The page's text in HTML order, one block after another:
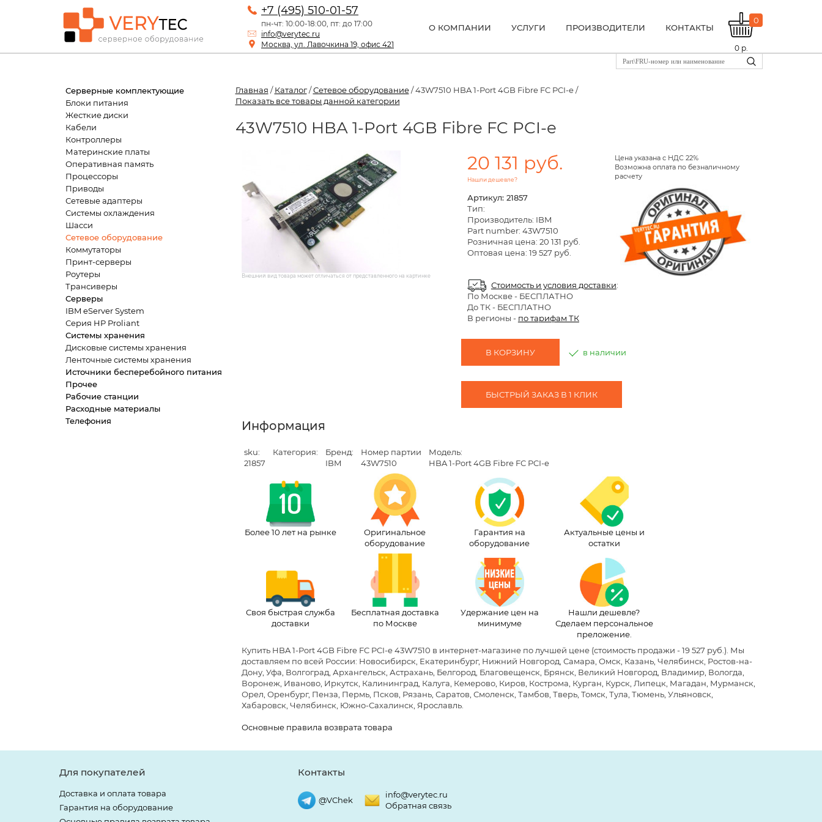
+7 (495) 510-01-57
пн-чт: 10:00-18:00, пт: до 17:00
info@verytec.ru
Москва, ул. Лавочкина 19, офис 421
О КОМПАНИИ УСЛУГИ ПРОИЗВОДИТЕЛИ КОНТАКТЫ
0
0 р.
Серверные комплектующие
Блоки питания
Жесткие диски
Кабели
Контроллеры
Материнские платы
Оперативная память
Процессоры
Приводы
Сетевые адаптеры
Системы охлаждения
Шасси
Сетевое оборудование
Коммутаторы
Принт-серверы
Роутеры
Трансиверы
Серверы
IBM eServer System
Серия HP Proliant
Системы хранения
Дисковые системы хранения
Ленточные системы хранения
Источники бесперебойного питания
Прочее
Рабочие станции
Расходные материалы
Телефония
Главная /Каталог/Сетевое оборудование/ 43W7510 HBA 1-Port 4GB Fibre FC PCI-e /
Показать все товары данной категории
43W7510 HBA 1-Port 4GB Fibre FC PCI-e
Внешний вид товара может отличаться от представленного на картинке
20 131 руб.
Нашли дешевле?
Цена указана с НДС 22%
Возможна оплата по безналичному
расчету
Артикул: 21857
Тип:
Производитель: IBM
Part number: 43W7510
Розничная цена: 20 131 руб.
Оптовая цена: 19 527 руб.
Стоимость и условия доставки:
По Москве- БЕСПЛАТНО
До ТК - БЕСПЛАТНО
В регионы - по тарифам ТК
В КОРЗИНУ в наличии
БЫСТРЫЙ ЗАКАЗ В 1 КЛИК
Информация
sku:
21857
Категория:
Бренд:
IBM
Номер партии
43W7510
Модель:
HBA 1-Port 4GB Fibre FC PCI-e
Более 10 лет на рынке
Оригинальное
оборудование
Гарантия на
оборудование
Актуальные цены и
остатки
Своя быстрая служба
доставки
Бесплатная доставка
по Москве
Удержание цен на
минимуме
Нашли дешевле?
Сделаем персональное
преложение.
Купить HBA 1-Port 4GB Fibre FC PCI-e 43W7510 в интернет-магазине по лучшей цене(стоимость продажи - 19 527 руб.) . Мы
доставляем по всей России: Новосибирск, Екатеринбург, Нижний Новгород, Самара, Омск, Казань, Челябинск, Ростов-на-
Дону, Уфа, Волгоград, Архангельск, Астрахань, Белгород, Благовещенск, Брянск, Великий Новгород, Владимир, Вологда,
Воронеж, Иваново, Иркутск, Калининград, Калуга, Кемерово, Киров, Кострома, Курган, Курск, Липецк, Магадан, Мурманск,
Орел, Оренбург, Пенза, Пермь, Псков, Рязань, Саратов, Смоленск, Тамбов, Тверь, Томск, Тула, Тюмень, Ульяновск,
Хабаровск, Челябинск, Южно-Сахалинск, Ярославль.
Основные правила возврата товара
Для покупателей
Доставка и оплата товара
Гарантия на оборудование
Контакты
@VChek
info@verytec.ru
Обратная связь